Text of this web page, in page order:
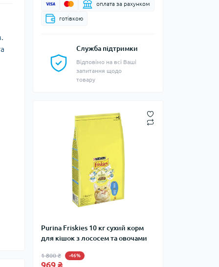
оплата за рахунком
готівкою
Служба підтримки
Відповімо на всі Ваші
запитання щодо
товару
Purina Friskies 10 кг сухий корм
для кішок з лососем та овочами
1 800 ₴ -46%
969 ₴